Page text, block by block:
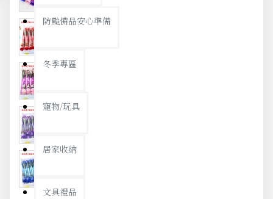
防颱備品安心準備
冬季專區
寵物/玩具
居家收納
文具禮品